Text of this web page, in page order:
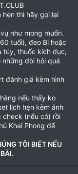
thì hãy gọi lại
như mong muốn.
tuổi), đeo Bi hoặc
túy, thuốc kích dục,
đòi hỏi quá
đánh giá kèm hình
nếu thấy ko
lịch hẹn kèm ảnh
(nếu có) rồi
Khai Phong để
TÔI BIẾT NẾU